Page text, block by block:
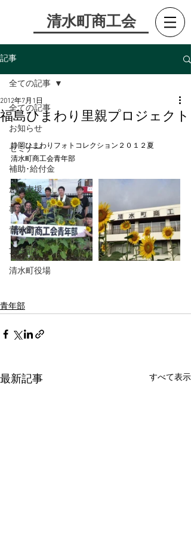
​清水町商工会
記事
全ての記事
お知らせ
セミナー
補助･給付金
創業支援
事業承継
青年部
女性部
清水町役場
全ての記事
福島ひまわり里親プロジェクト
2012年7月1日
静岡ひまわりフォトコレクション２０１２夏
清水町商工会青年部
青年部
最新記事 すべて表示